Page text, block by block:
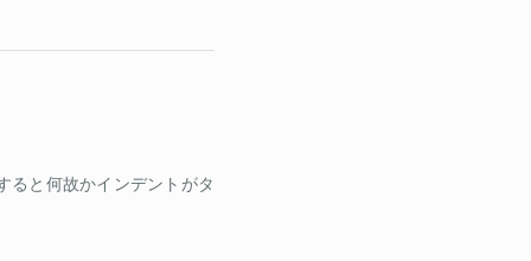
と何故かインデントがタ